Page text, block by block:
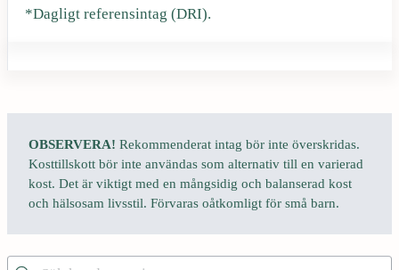
*Dagligt referensintag (DRI).
OBSERVERA! Rekommenderat intag bör inte överskridas.
Kosttillskott bör inte användas som alternativ till en varierad
kost. Det är viktigt med en mångsidig och balanserad kost
och hälsosam livsstil. Förvaras oåtkomligt för små barn.